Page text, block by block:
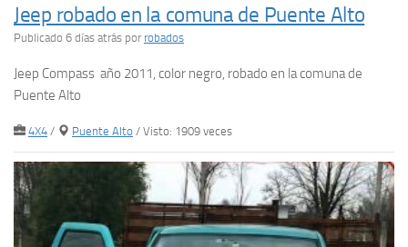
Jeep robado en la comuna de Puente Alto
Publicado 6 días atrás por robados
Jeep Compass año 2011, color negro, robado en la comuna de
Puente Alto
4X4 / Puente Alto / Visto: 1909 veces